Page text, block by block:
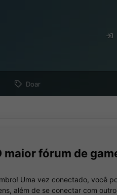
Doar
maior fórum de
Uma vez conectado, você
além de se conectar com